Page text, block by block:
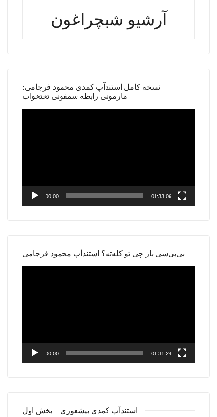
آرشیو شبچراغون
نسخه کامل استندآپ کمدی محمود فرجامی:
هارمونی رابطه سمفونی تختخواب
00:00 01:33:06
بی‌بی‌سی باز چی تو کله‌ته؟ استندآپ محمود فرجامی
00:00 01:31:24
استندآپ کمدی بیشعوری – بخش اول